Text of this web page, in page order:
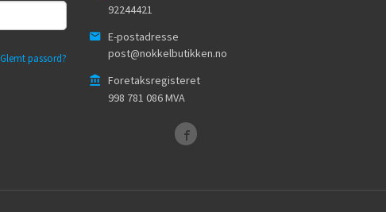
Glemt passord?
92244421
E-postadresse
post@nokkelbutikken.no
Foretaksregisteret
998 781 086 MVA